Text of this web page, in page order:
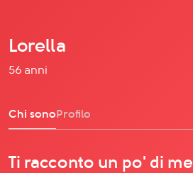
Lorella
56 anni
Chi sonoProfilo
Ti racconto un po' di me